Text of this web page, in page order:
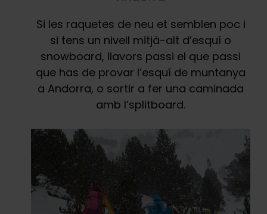
Si les raquetes de neu et semblen poc i
si tens un nivell mitjà-alt d’esquí o
snowboard, llavors passi el que passi
que has de provar l’esquí de muntanya
a Andorra, o sortir a fer una caminada
amb l’splitboard.